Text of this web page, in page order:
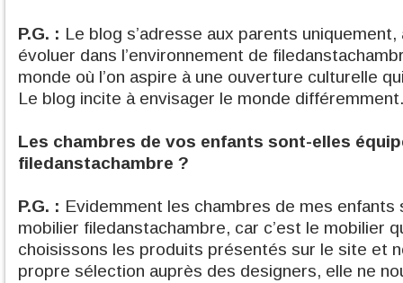
P.G. : Le blog s’adresse aux parents
évoluer dans l’environnement de
monde où l’on aspire à une ouverture culturelle
Le blog incite à envisager le monde
Les chambres de vos enfants sont-elles
filedanstachambre ?
P.G. : Evidemment les chambres de mes enfants
mobilier filedanstachambre, car c’est le mobilier
choisissons les produits présentés sur le site et
propre sélection auprès des designers, elle ne